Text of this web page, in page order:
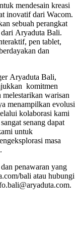
mendesain kreasi
inovatif dari Wacom.
sebuah perangkat
dari Aryaduta Bali.
pen tablet,
dan
Aryaduta Bali,
komitmen
warisan
menampilkan evolusi
kolaborasi kami
senang dapat
untuk
masa
penawaran yang
bali atau hubungi